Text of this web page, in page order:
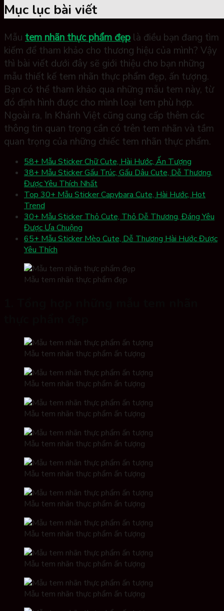
Mục lục bài viết
Mẫu tem nhãn thực phẩm đẹp là điều bạn đang tìm
kiếm để tham khảo cho thương hiệu của mình? Vậy
thì bài viết dưới đây sẽ giới thiệu cho bạn những
mẫu thiết kế tem nhãn thực phẩm đẹp, ấn tượng.
Bạn có thể tham khảo qua những mẫu tem này, từ
đó định hình được cho mình loại tem phù hợp.
Ngoài ra, In Khánh Việt cũng cung cấp thêm các
thông tin quan trọng cần có trên tem nhãn và tầm
quan trọng của những chiếc tem nhãn thực phẩm.
58+ Mẫu Sticker Chữ Cute, Hài Hước, Ấn Tượng
38+ Mẫu Sticker Gấu Trúc, Gấu Dâu Cute, Dễ Thương,
Được Yêu Thích Nhất
Top 30+ Mẫu Sticker Capybara Cute, Hài Hước, Hot
Trend
30+ Mẫu Sticker Thỏ Cute, Thỏ Dễ Thương, Đáng Yêu
Được Ưa Chuộng
65+ Mẫu Sticker Mèo Cute, Dễ Thương Hài Hước Được
Yêu Thích
Mẫu tem nhãn thực phẩm đẹp
Mẫu tem nhãn thực phẩm ấn tượng
Mẫu tem nhãn thực phẩm ấn tượng
Mẫu tem nhãn thực phẩm ấn tượng
Mẫu tem nhãn thực phẩm ấn tượng
Mẫu tem nhãn thực phẩm ấn tượng
Mẫu tem nhãn thực phẩm ấn tượng
Mẫu tem nhãn thực phẩm ấn tượng
Mẫu tem nhãn thực phẩm ấn tượng
Mẫu tem nhãn thực phẩm ấn tượng